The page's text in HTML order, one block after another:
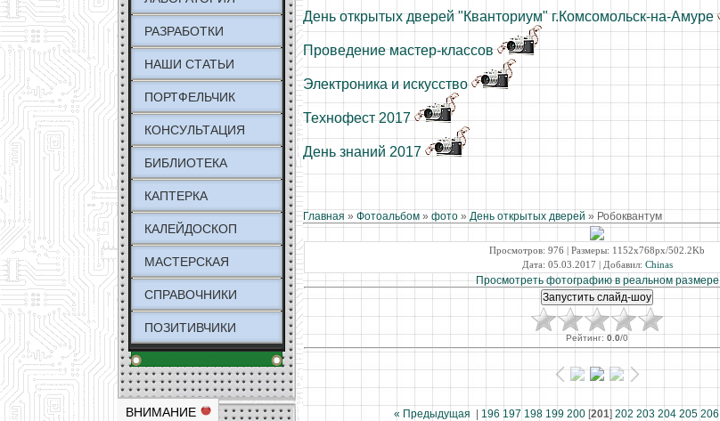
РАЗРАБОТКИ
НАШИ СТАТЬИ
ПОРТФЕЛЬЧИК
КОНСУЛЬТАЦИЯ
БИБЛИОТЕКА
КАПТЕРКА
КАЛЕЙДОСКОП
МАСТЕРСКАЯ
СПРАВОЧНИКИ
ПОЗИТИВЧИКИ
ВНИМАНИЕ
День открытых дверей "Кванториум" г.Комсомольск-на-Амуре
Проведение мастер-классов
Электроника и искусство
Технофест 2017
День знаний 2017
Главная » Фотоальбом » фото » День открытых дверей » Робоквантум
Просмотров: 976 | Размеры: 1152x768px/502.2Kb
Дата: 05.03.2017 | Добавил: Chinas
Просмотреть фотографию в реальном размере
Рейтинг:0.0/0
« Предыдущая 196 197 198 199 200 [201] 202 203 204 205 206